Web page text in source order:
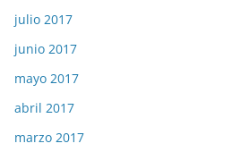
julio 2017
junio 2017
mayo 2017
abril 2017
marzo 2017